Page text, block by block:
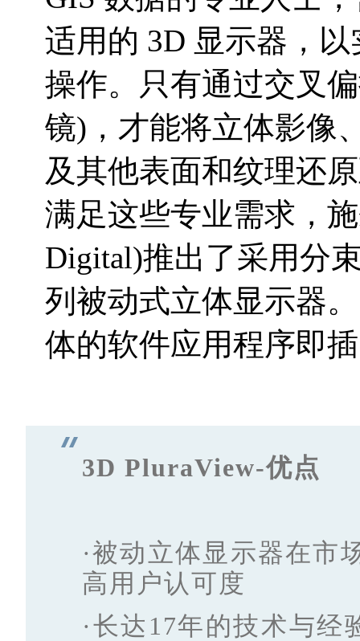
适用的 3D 显示器，
操作。只有通过交叉
镜)，才能将立体影像
及其他表面和纹理还
满足这些专业需求，
Digital)推出了采用分
列被动式立体显示器
体的软件应用程序即
3D PluraView-优点
·被动立体显示器在市
高用户认可度
·长达17年的技术与